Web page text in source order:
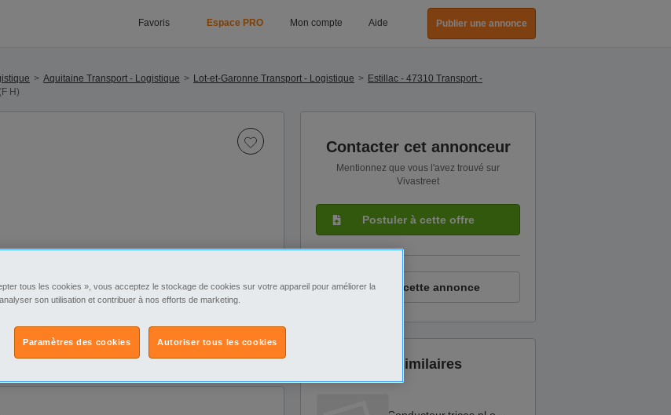
Favoris Espace PRO Mon compte Aide Publier une annonce
Aquitaine Transport - Logistique Lot-et-Garonne Transport - Logistique
Estillac - 47310 Transport -
H)
Contacter cet annonceur
Mentionnez que vous l'avez trouvé sur
Vivastreet
Postuler à cette offre
Signaler cette annonce
Annonces similaires
tous les cookies », vous acceptez le stockage de cookies sur votre appareil pour améliorer la
son utilisation et contribuer à nos efforts de marketing.
Autoriser tous les cookies
Paramètres des cookies